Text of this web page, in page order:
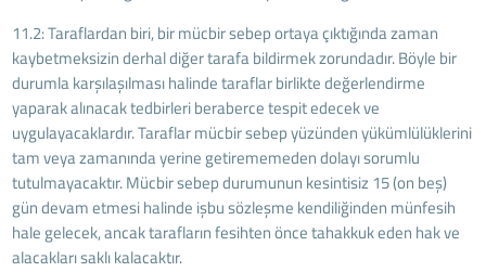
11.2: Taraflardan biri, bir mücbir sebep ortaya çıktığında zaman
kaybetmeksizin derhal diğer tarafa bildirmek zorundadır. Böyle bir
durumla karşılaşılması halinde taraflar birlikte değerlendirme
yaparak alınacak tedbirleri beraberce tespit edecek ve
uygulayacaklardır. Taraflar mücbir sebep yüzünden yükümlülüklerini
tam veya zamanında yerine getirememeden dolayı sorumlu
tutulmayacaktır. Mücbir sebep durumunun kesintisiz 15 (on beş)
gün devam etmesi halinde işbu sözleşme kendiliğinden münfesih
hale gelecek, ancak tarafların fesihten önce tahakkuk eden hak ve
alacakları saklı kalacaktır.